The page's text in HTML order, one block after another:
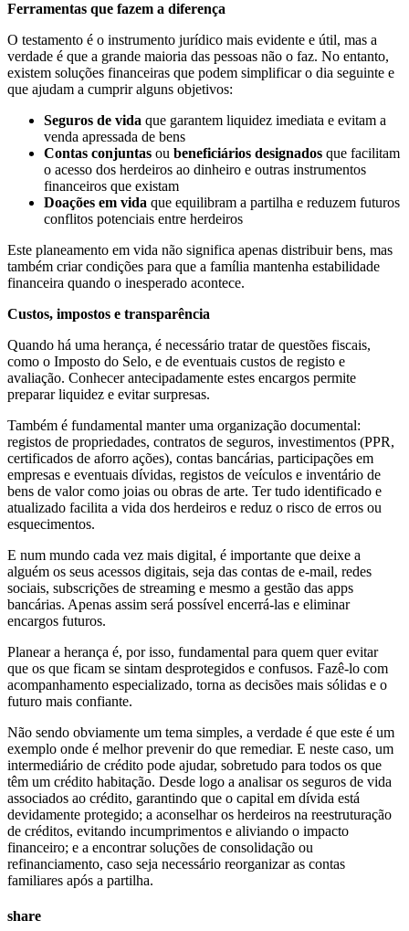
Ferramentas que fazem a diferença
O testamento é o instrumento jurídico mais evidente e útil, mas a
verdade é que a grande maioria das pessoas não o faz. No entanto,
existem soluções financeiras que podem simplificar o dia seguinte e
que ajudam a cumprir alguns objetivos:
Seguros de vida que garantem liquidez imediata e evitam a
venda apressada de bens
Contas conjuntas ou beneficiários designados que facilitam
o acesso dos herdeiros ao dinheiro e outras instrumentos
financeiros que existam
Doações em vida que equilibram a partilha e reduzem futuros
conflitos potenciais entre herdeiros
Este planeamento em vida não significa apenas distribuir bens, mas
também criar condições para que a família mantenha estabilidade
financeira quando o inesperado acontece.
Custos, impostos e transparência
Quando há uma herança, é necessário tratar de questões fiscais,
como o Imposto do Selo, e de eventuais custos de registo e
avaliação. Conhecer antecipadamente estes encargos permite
preparar liquidez e evitar surpresas.
Também é fundamental manter uma organização documental:
registos de propriedades, contratos de seguros, investimentos (PPR,
certificados de aforro ações), contas bancárias, participações em
empresas e eventuais dívidas, registos de veículos e inventário de
bens de valor como joias ou obras de arte. Ter tudo identificado e
atualizado facilita a vida dos herdeiros e reduz o risco de erros ou
esquecimentos.
E num mundo cada vez mais digital, é importante que deixe a
alguém os seus acessos digitais, seja das contas de e-mail, redes
sociais, subscrições de streaming e mesmo a gestão das apps
bancárias. Apenas assim será possível encerrá-las e eliminar
encargos futuros.
Planear a herança é, por isso, fundamental para quem quer evitar
que os que ficam se sintam desprotegidos e confusos. Fazê-lo com
acompanhamento especializado, torna as decisões mais sólidas e o
futuro mais confiante.
Não sendo obviamente um tema simples, a verdade é que este é um
exemplo onde é melhor prevenir do que remediar. E neste caso, um
intermediário de crédito pode ajudar, sobretudo para todos os que
têm um crédito habitação. Desde logo a analisar os seguros de vida
associados ao crédito, garantindo que o capital em dívida está
devidamente protegido; a aconselhar os herdeiros na reestruturação
de créditos, evitando incumprimentos e aliviando o impacto
financeiro; e a encontrar soluções de consolidação ou
refinanciamento, caso seja necessário reorganizar as contas
familiares após a partilha.
share